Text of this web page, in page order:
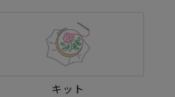
キット